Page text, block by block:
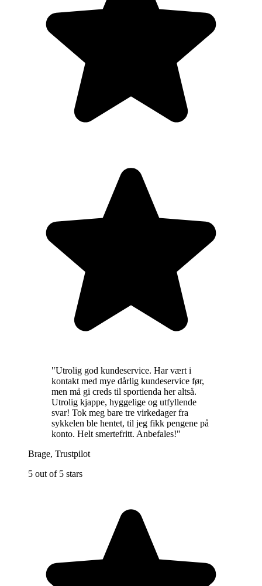
"Utrolig god kundeservice. Har vært i
kontakt med mye dårlig kundeservice før,
men må gi creds til sportienda her altså.
Utrolig kjappe, hyggelige og utfyllende
svar! Tok meg bare tre virkedager fra
sykkelen ble hentet, til jeg fikk pengene på
konto. Helt smertefritt. Anbefales!"
Brage, Trustpilot
5 out of 5 stars